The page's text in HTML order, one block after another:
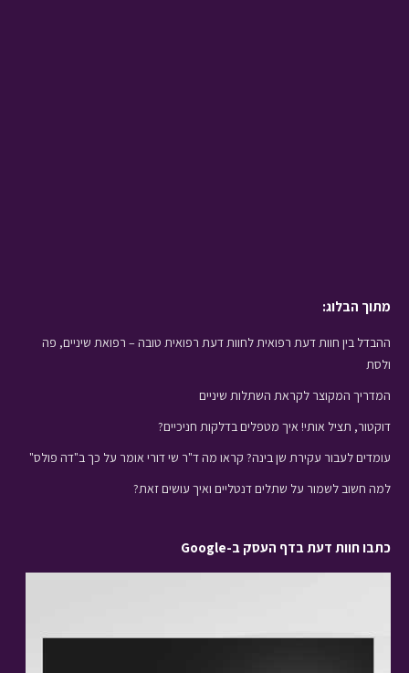
מתוך הבלוג:
ההבדל בין חוות דעת רפואית לחוות דעת רפואית טובה – רפואת שיניים, פה
ולסת
המדריך המקוצר לקראת השתלות שיניים
דוקטור, תציל אותי! איך מטפלים בדלקות חניכיים?
עומדים לעבור עקירת שן בינה? קראו מה ד"ר שי דורי אומר על כך ב"דה פולס"
למה חשוב לשמור על שתלים דנטליים ואיך עושים זאת?
כתבו חוות דעת בדף העסק ב-Google